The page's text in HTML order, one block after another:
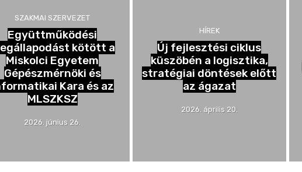
SZAKMAI SZERVEZET
Együttműködési
kötött a
Miskolci Egyetem
Gépészmérnöki és
Kara és az
MLSZKSZ
2026. június 26.
HÍREK
Új fejlesztési ciklus
küszöbén a logisztika,
stratégiai döntések előtt
az ágazat
2026. április 20.